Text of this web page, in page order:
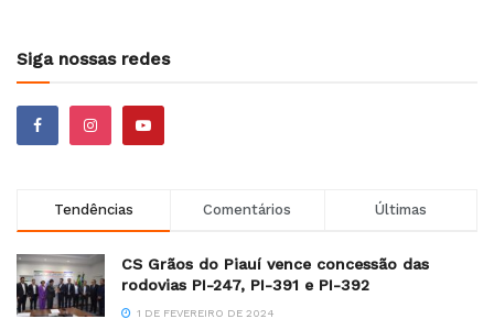
Siga nossas redes
Tendências Comentários Últimas
CS Grãos do Piauí vence concessão das
rodovias PI-247, PI-391 e PI-392
1 DE FEVEREIRO DE 2024